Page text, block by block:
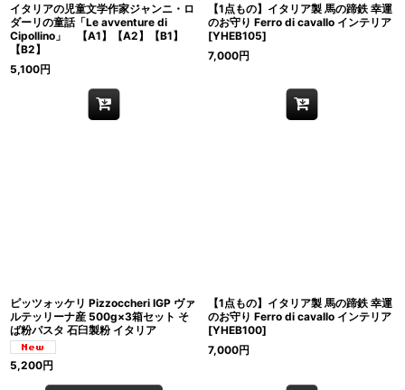
イタリアの児童文学作家ジャンニ・ロ
ダーリの童話「Le avventure di
Cipollino」 【A1】【A2】【B1】
【B2】
5,100円
【1点もの】イタリア製 馬の蹄鉄 幸運
のお守り Ferro di cavallo インテリア
[YHEB105]
7,000円
ピッツォッケリ Pizzoccheri IGP ヴァ
ルテッリーナ産 500g×3箱セット そ
ば粉パスタ 石臼製粉 イタリア
5,200円
【1点もの】イタリア製 馬の蹄鉄 幸運
のお守り Ferro di cavallo インテリア
[YHEB100]
7,000円